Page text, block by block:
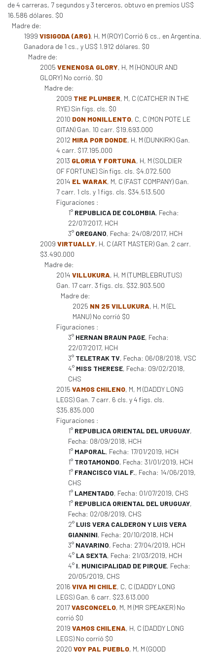
de 4 carreras, 7 segundos y 3 terceros, obtuvo en premios US$
16.586 dólares. $0
Madre de:
1999 VISIGODA (ARG), H, M (ROY) Corrió 6 cs., en Argentina.
Ganadora de 1 cs., y US$ 1.912 dólares. $0
Madre de:
2005 VENENOSA GLORY, H, M (HONOUR AND
GLORY) No corrió. $0
Madre de:
2009 THE PLUMBER, M, C (CATCHER IN THE
RYE) Sin figs. cls. $0
2010 DON MONILLENTO, C, C (MON POTE LE
GITAN) Gan. 10 carr. $19.693.000
2012 MIRA POR DONDE, H, M (DUNKIRK) Gan.
4 carr. $17.195.000
2013 GLORIA Y FORTUNA, H, M (SOLDIER
OF FORTUNE) Sin figs. cls. $4.072.500
2014 EL WARAK, M, C (FAST COMPANY) Gan.
7 carr. 1 cls. y 1 figs. cls. $34.513.500
Figuraciones :
1° REPUBLICA DE COLOMBIA, Fecha:
22/07/2017, HCH
3° OREGANO, Fecha: 24/08/2017, HCH
2009 VIRTUALLY, H, C (ART MASTER) Gan. 2 carr.
$3.490.000
Madre de:
2014 VILLUKURA, H, M (TUMBLEBRUTUS)
Gan. 17 carr. 3 figs. cls. $32.903.500
Madre de:
2025 NN 25 VILLUKURA, H, M (EL
MANU) No corrió $0
Figuraciones :
3° HERNAN BRAUN PAGE, Fecha:
22/07/2017, HCH
3° TELETRAK TV, Fecha: 06/08/2018, VSC
4° MISS THERESE, Fecha: 09/02/2018,
CHS
2015 VAMOS CHILENO, M, M (DADDY LONG
LEGS) Gan. 7 carr. 6 cls. y 4 figs. cls.
$35.835.000
Figuraciones :
1° REPUBLICA ORIENTAL DEL URUGUAY,
Fecha: 08/09/2018, HCH
1° MAPORAL, Fecha: 17/01/2019, HCH
1° TROTAMONDO, Fecha: 31/01/2019, HCH
1° FRANCISCO VIAL F., Fecha: 14/06/2019,
CHS
1° LAMENTADO, Fecha: 01/07/2019, CHS
1° REPUBLICA ORIENTAL DEL URUGUAY,
Fecha: 02/08/2019, CHS
2° LUIS VERA CALDERON Y LUIS VERA
GIANNINI, Fecha: 20/10/2018, HCH
3° NAVARINO, Fecha: 27/04/2019, HCH
4° LA SEXTA, Fecha: 21/03/2019, HCH
4° I. MUNICIPALIDAD DE PIRQUE, Fecha:
20/05/2019, CHS
2016 VIVA MI CHILE, C, C (DADDY LONG
LEGS) Gan. 6 carr. $23.613.000
2017VASCONCELO, M, M (MR SPEAKER) No
corrió $0
2019 VAMOS CHILENA, H, C (DADDY LONG
LEGS) No corrió $0
2020 VOY PAL PUEBLO, M, M (GOOD